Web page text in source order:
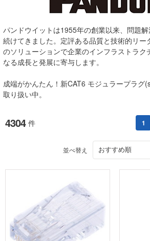
パンドウイットは1955年の創業以来、問題
続けてきました。定評ある品質と技術的リー
のソリューションで企業のインフラストラク
なる成長と発展に寄与します。
成端がかんたん！新CAT6 モジュラープラグ
取り扱い中。
4304 件 1
並べ替え おすすめ順